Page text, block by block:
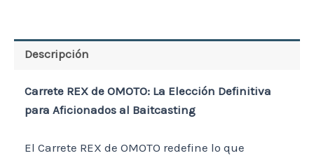
Descripción
Carrete REX de OMOTO: La Elección Definitiva
para Aficionados al Baitcasting
El Carrete REX de OMOTO redefine lo que